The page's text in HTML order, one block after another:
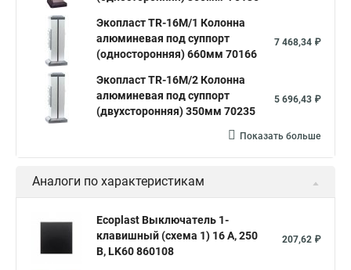
Экопласт TR-16M/1 Колонна
алюминевая под суппорт
(односторонняя) 660мм 70166
7 468,34 ₽
Экопласт TR-16M/2 Колонна
алюминевая под суппорт
(двухсторонняя) 350мм 70235
5 696,43 ₽
Показать больше
Аналоги по характеристикам
Ecoplast Выключатель 1-
клавишный (схема 1) 16 A, 250
B, LK60 860108
207,62 ₽